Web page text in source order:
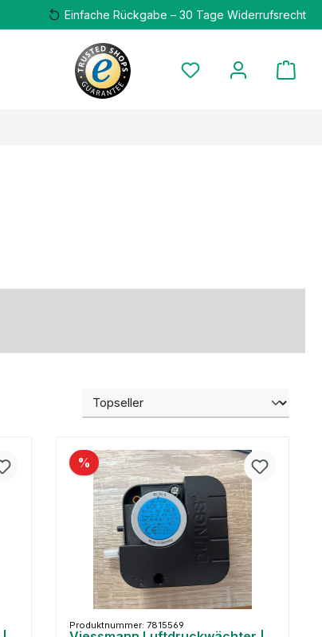
Einfache Rückgabe – 30 Tage Widerrufsrecht
%
Produktnummer: 7815569